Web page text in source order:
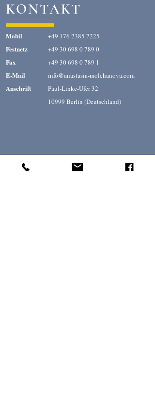
KONTAKT
Mobil
Festnetz
Fax
E-Mail
Anschrift
+49 176 2385 7225
+49 30 698 0 789 0
+49 30 698 0 789 1
info@anastasia-molchanova.com
Paul-Linke-Ufer 32
10999 Berlin (Deutschland)